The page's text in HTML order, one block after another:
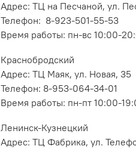
Адрес: ТЦ на Песчаной, ул.
Телефон: 8-923-501-55-53
Время работы: пн-вс 10:00-
Краснобродский
Адрес: ТЦ Маяк, ул. Новая, 35
Телефон: 8-953-064-34-01
Время работы: пн-пт 10:00-
Ленинск-Кузнецкий
Адрес: ТЦ Фабрика, ул.